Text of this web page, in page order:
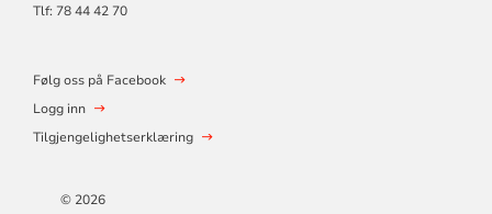
Tlf: 78 44 42 70
Følg oss på Facebook
Logg inn
Tilgjengelighetserklæring
© 2026